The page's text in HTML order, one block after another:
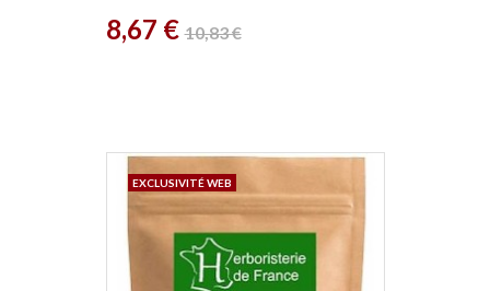
Prix
8,67 €Prix
10,83 €
EXCLUSIVITÉ WEB